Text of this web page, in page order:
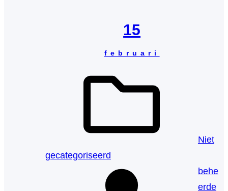
15
februari
Niet
gecategoriseerd
behe
erde